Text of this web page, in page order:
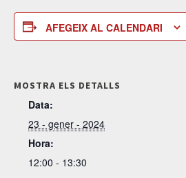
AFEGEIX AL CALENDARI
MOSTRA ELS DETALLS
Data:
23 - gener - 2024
Hora:
12:00 - 13:30